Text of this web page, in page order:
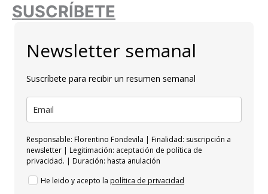
SUSCRÍBETE
Newsletter semanal
Suscríbete para recibir un resumen semanal
Responsable: Florentino Fondevila | Finalidad: suscripción a
newsletter | Legitimación: aceptación de política de
privacidad. | Duración: hasta anulación
He leido y acepto la política de privacidad